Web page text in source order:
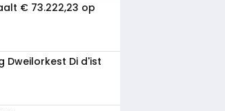
€ 73.222,23 op
Dweilorkest Di d'ist